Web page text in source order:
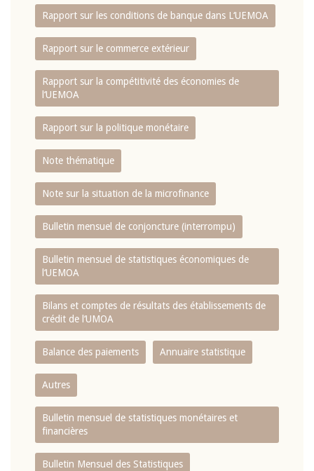
Rapport sur les conditions de banque dans L‘UEMOA
Rapport sur le commerce extérieur
Rapport sur la compétitivité des économies de
l‘UEMOA
Rapport sur la politique monétaire
Note thématique
Note sur la situation de la microfinance
Bulletin mensuel de conjoncture (interrompu)
Bulletin mensuel de statistiques économiques de
l‘UEMOA
Bilans et comptes de résultats des établissements de
crédit de l‘UMOA
Balance des paiements Annuaire statistique
Autres
Bulletin mensuel de statistiques monétaires et
financières
Bulletin Mensuel des Statistiques